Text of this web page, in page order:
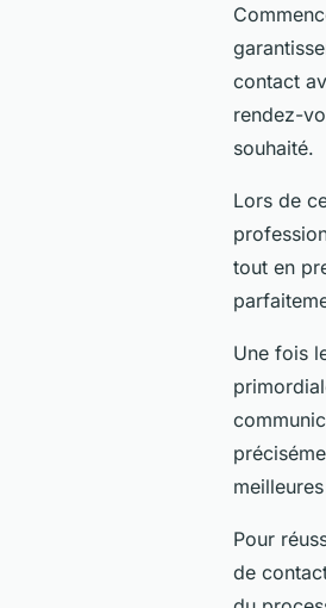
contact
rendez-
souhaité.
Lors de
tout en
Une fois
Pour
de